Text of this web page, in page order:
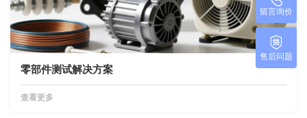
零部件测试解决方案
查看更多
留言询价
售后问题